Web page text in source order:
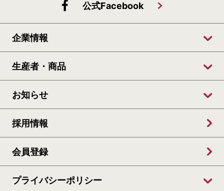
公式Facebook
企業情報
生産者・商品
お知らせ
採用情報
会員登録
プライバシーポリシー